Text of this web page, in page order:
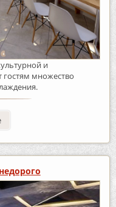
и
гостям множество